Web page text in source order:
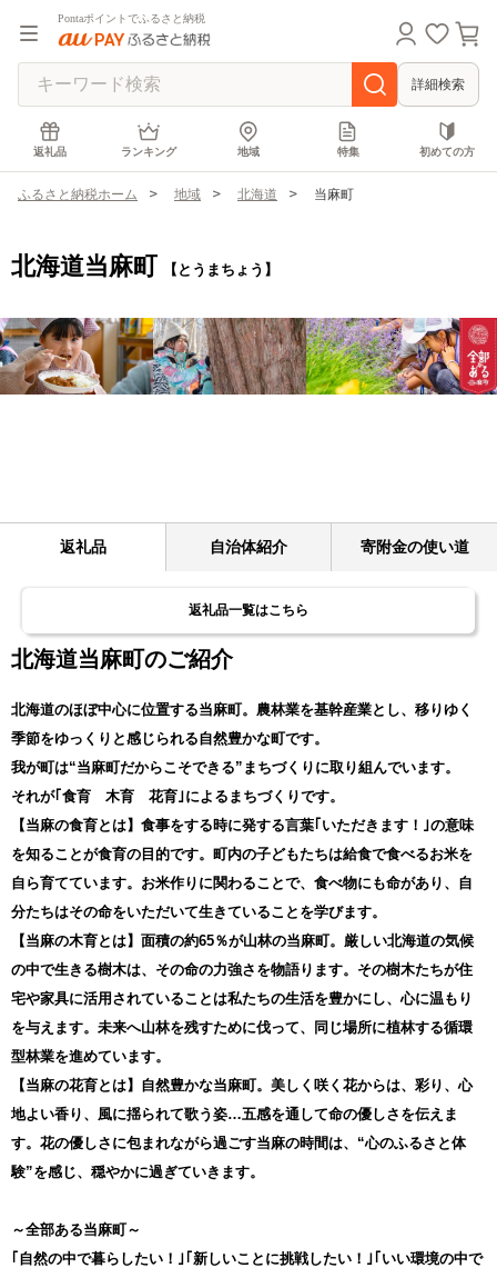
Pontaポイントでふるさと納税
詳細検索
返礼品 ランキング 地域 特集 初めての方
ふるさと納税ホーム 地域 北海道 当麻町
北海道当麻町 【とうまちょう】
返礼品 自治体紹介 寄附金の使い道
返礼品一覧はこちら
北海道当麻町のご紹介
北海道のほぼ中心に位置する当麻町。農林業を基幹産業とし、移りゆく
季節をゆっくりと感じられる自然豊かな町です。
我が町は“当麻町だからこそできる”まちづくりに取り組んでいます。
それが｢食育 木育 花育｣によるまちづくりです。
【当麻の食育とは】食事をする時に発する言葉｢いただきます！｣の意味
を知ることが食育の目的です。町内の子どもたちは給食で食べるお米を
自ら育てています。お米作りに関わることで、食べ物にも命があり、自
分たちはその命をいただいて生きていることを学びます。
【当麻の木育とは】面積の約65％が山林の当麻町。厳しい北海道の気候
の中で生きる樹木は、その命の力強さを物語ります。その樹木たちが住
宅や家具に活用されていることは私たちの生活を豊かにし、心に温もり
を与えます。未来へ山林を残すために伐って、同じ場所に植林する循環
型林業を進めています。
【当麻の花育とは】自然豊かな当麻町。美しく咲く花からは、彩り、心
地よい香り、風に揺られて歌う姿…五感を通して命の優しさを伝えま
す。花の優しさに包まれながら過ごす当麻の時間は、“心のふるさと体
験”を感じ、穏やかに過ぎていきます。
～全部ある当麻町～
｢自然の中で暮らしたい！｣｢新しいことに挑戦したい！｣｢いい環境の中で